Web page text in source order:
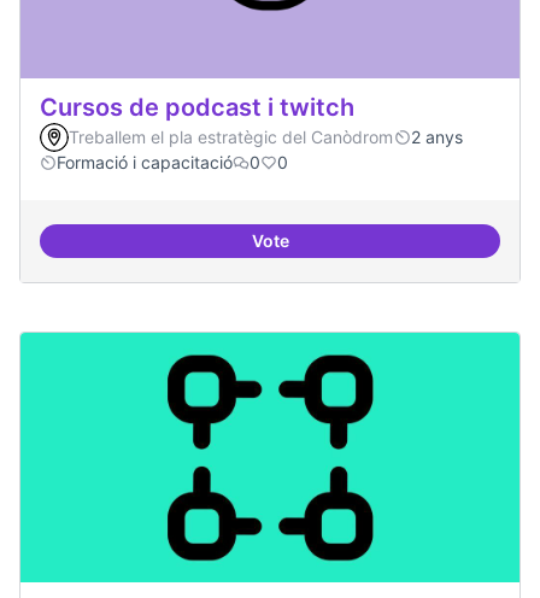
Cursos de podcast i twitch
Treballem el pla estratègic del Canòdrom
2 anys
Formació i capacitació
0 0
VoteCursos de podcast i twitch